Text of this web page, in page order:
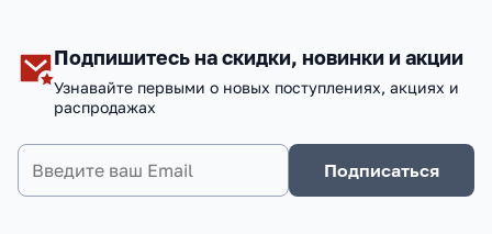
Подпишитесь на скидки, новинки и акции
Узнавайте первыми о новых поступлениях, акциях и
распродажах
Подписаться